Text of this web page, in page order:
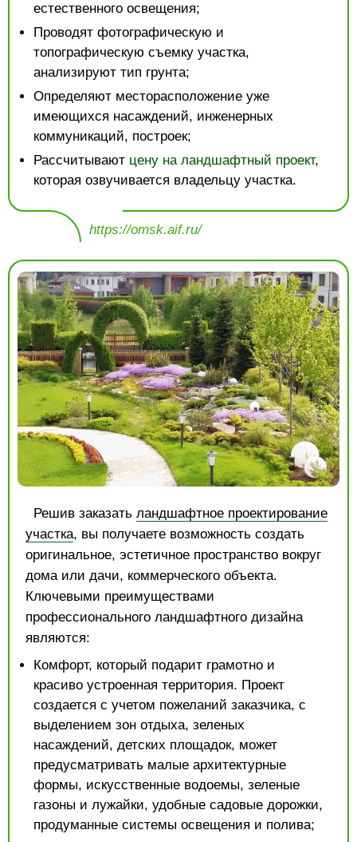
естественного освещения;
Проводят фотографическую и
топографическую съемку участка,
анализируют тип грунта;
Определяют месторасположение уже
имеющихся насаждений, инженерных
коммуникаций, построек;
Рассчитывают цену на ландшафтный проект,
которая озвучивается владельцу участка.
https://omsk.aif.ru/
Решив заказать ландшафтное проектирование
участка, вы получаете возможность создать
оригинальное, эстетичное пространство вокруг
дома или дачи, коммерческого объекта.
Ключевыми преимуществами
профессионального ландшафтного дизайна
являются:
Комфорт, который подарит грамотно и
красиво устроенная территория. Проект
создается с учетом пожеланий заказчика, с
выделением зон отдыха, зеленых
насаждений, детских площадок, может
предусматривать малые архитектурные
формы, искусственные водоемы, зеленые
газоны и лужайки, удобные садовые дорожки,
продуманные системы освещения и полива;